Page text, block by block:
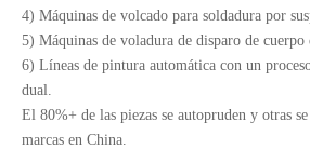
4) Máquinas de volcado para soldadura por
5) Máquinas de voladura de disparo de
6) Líneas de pintura automática con un
dual.
El 80%+ de las piezas se autopruden y otras
marcas en China.